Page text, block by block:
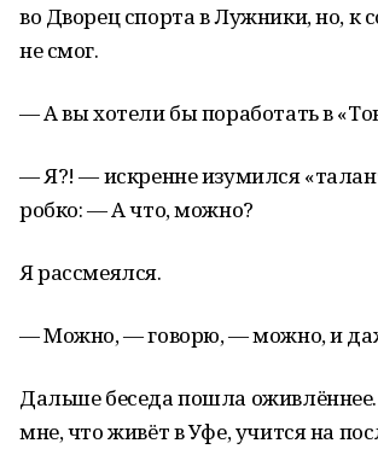
во Дворец спорта в Лужники, но, к
не смог.
— А вы хотели бы поработать в
— Я?! — искренне изумился
робко: — А что, можно?
Я рассмеялся.
— Можно, — говорю, — можно, и
Дальше беседа пошла
мне, что живёт в Уфе, учится на